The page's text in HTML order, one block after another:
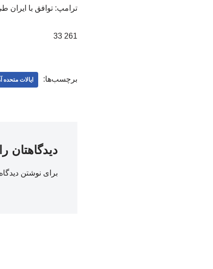
ترامپ: توافق با ایران طی ۴۸ ساعت آینده امضا خواهد شد./
261 33
برچسب‌ها: ایالات متحده
دیدگاهتان
برای نوشتن دیدگاه